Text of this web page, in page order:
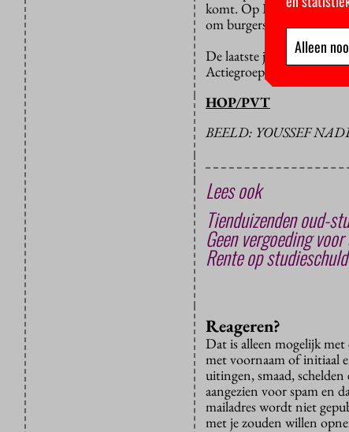
komt. Op Prinsjesdag
om burgers met
De laatste jaren zijn de
Actiegroepen
HOP/PVT
BEELD: YOUSSEF
Lees ook
Tienduizenden oud-
Geen vergoeding
Rente op
Reageren?
Dat is alleen mogelijk met
met voornaam of initiaal
uitingen, smaad,
aangezien voor spam en
mailadres wordt niet
met je zouden willen
Alleen